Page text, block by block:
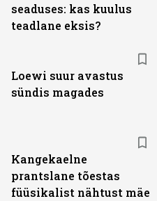
seaduses: kas kuulus
teadlane eksis?
Loewi suur avastus
sündis magades
Kangekaelne
prantslane tõestas
füüsikalist nähtust mäe